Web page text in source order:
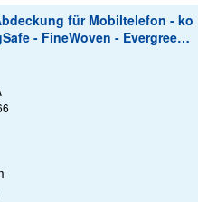
für Mobiltelefon - ko
- FineWoven - Evergreen -